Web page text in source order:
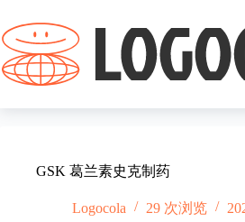
过
内
容
GSK 葛兰素史克制药
Logocola 29 次浏览